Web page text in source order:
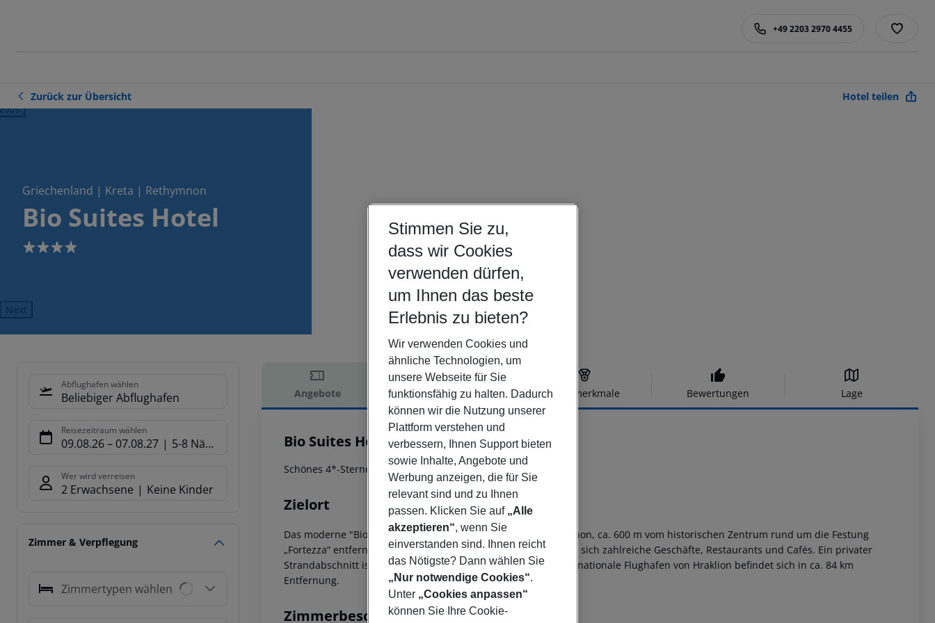
+49 2203 2970 4455
Zurück zur Übersicht Hotel teilen
Griechenland | Kreta | Rethymnon
Bio Suites Hotel
4
Next
Abflughafen wählen
Beliebiger Abflughafen
Reisezeitraum wählen
09.08.26– 07.08.27 5-8 Nächte
Wer wird verreisen
2 Erwachsene Keine Kinder
Zimmer & Verpflegung
Zimmertypen wählen
Angebote Hotelbeschreibung Hotelmerkmale Bewertungen Lage
Hotelbeschreibung
Bio Suites Hotel
4
Schönes 4*-Sterne Hotel im Herzen von Rethymnon gelegen!
Zielort
Das moderne "Bio Suites Hotel & Spa" befindet sich in Rethymnon, ca. 600 m vom historischen Zentrum rund um die Festung
„Fortezza“ entfernt. In unmittelbarer Nähe des Hotels befinden sich zahlreiche Geschäfte, Restaurants und Cafés. Ein privater
Strandabschnitt ist nur ca. 200 m vom Hotel entfernt. Der internationale Flughafen von Hraklion befindet sich in ca. 84 km
Entfernung.
Zimmerbeschreibung
Stimmen Sie zu,
dass wir Cookies
verwenden dürfen,
um Ihnen das beste
Erlebnis zu bieten?
Wir verwenden Cookies und
ähnliche Technologien, um
unsere Webseite für Sie
funktionsfähig zu halten. Dadurch
können wir die Nutzung unserer
Plattform verstehen und
verbessern, Ihnen Support bieten
sowie Inhalte, Angebote und
Werbung anzeigen, die für Sie
relevant sind und zu Ihnen
passen. Klicken Sie auf „Alle
akzeptieren“, wenn Sie
einverstanden sind. Ihnen reicht
das Nötigste? Dann wählen Sie
„Nur notwendige Cookies“.
Unter „Cookies anpassen“
können Sie Ihre Cookie-